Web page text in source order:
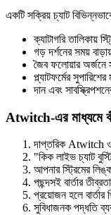
একটি সক্রিয় চ্যাট
ক্যাটাগরি তালিকায়
গড় দর্শনের সময়
জৈব ফলোয়ার অর্জনে
প্ল্যাটফর্মের
দান এবং
Atwitch-এর মাধ্যমে
দাপ্তরিক Atwitch
"কিক লাইভ চ্যাট
আপনার স্ট্রিমের
পছন্দসই বার্তার
প্রয়োজন হলে
সুবিধাজনক পদ্ধতি